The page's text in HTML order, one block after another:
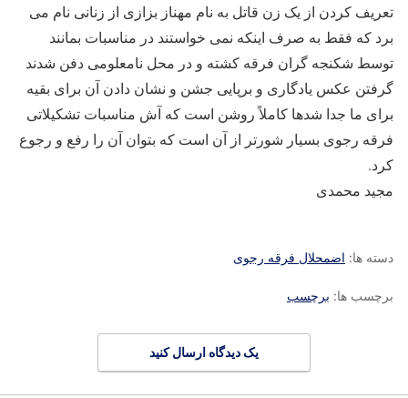
تعریف کردن از یک زن قاتل به نام مهناز بزازی از زنانی نام می
برد که فقط به صرف اینکه نمی خواستند در مناسبات بمانند
توسط شکنجه گران فرقه کشته و در محل نامعلومی دفن شدند
گرفتن عکس یادگاری و برپایی جشن و نشان دادن آن برای بقیه
برای ما جدا شدها کاملاً روشن است که آش مناسبات تشکیلاتی
فرقه رجوی بسیار شورتر از آن است که بتوان آن را رفع و رجوع
کرد.
مجید محمدی
دسته ها: اضمحلال فرقه رجوی
برچسب ها: برچسب
یک دیدگاه ارسال کنید